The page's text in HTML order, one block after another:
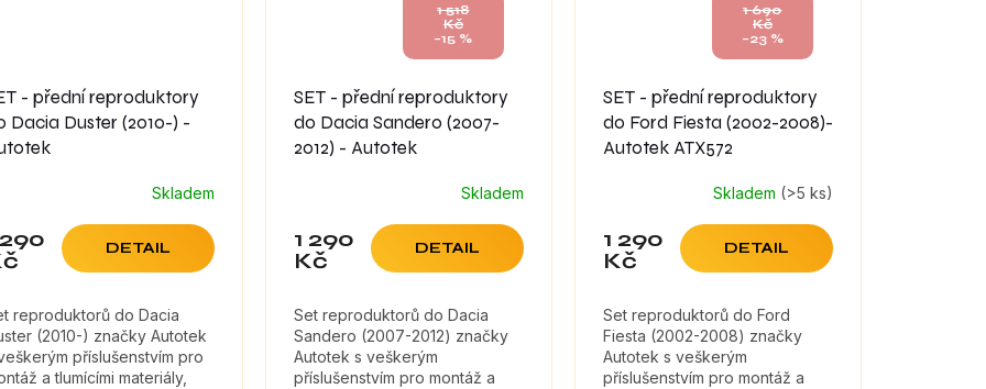
- přední reproduktory
Dacia Duster (2010-) -
Skladem
290
DETAIL
reproduktorů do Dacia
(2010-) značky Autotek
příslušenstvím pro
a tlumícími materiály,
1 518
Kč
–15 %
SET - přední reproduktory
do Dacia Sandero (2007-
2012) - Autotek
Skladem
1 290
Kč
DETAIL
Set reproduktorů do Dacia
Sandero (2007-2012) značky
Autotek s veškerým
příslušenstvím pro montáž a
1 690
Kč
–23 %
SET - přední reproduktory
do Ford Fiesta (2002-2008)-
Autotek ATX572
produktu
je
5
hvězdiček.
Skladem (>5 ks)
1 290
Kč
DETAIL
Set reproduktorů do Ford
Fiesta (2002-2008) značky
Autotek s veškerým
příslušenstvím pro montáž a